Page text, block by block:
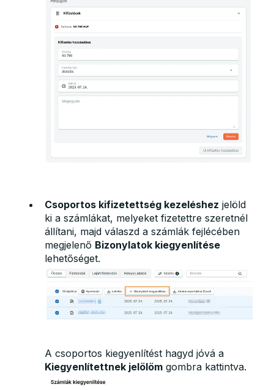
Csoportos kifizetettség kezeléshez jelöld
ki a számlákat, melyeket fizetettre szeretnél
állítani, majd válaszd a számlák fejlécében
megjelenő Bizonylatok kiegyenlítése
lehetőséget.
A csoportos kiegyenlítést hagyd jóvá a
Kiegyenlítettnek jelölöm gombra kattintva.